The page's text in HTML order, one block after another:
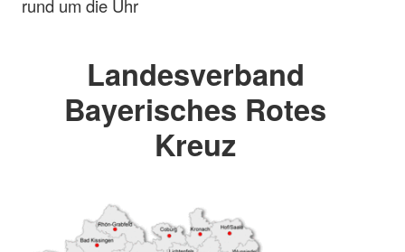
rund um die Uhr
Landesverband
Bayerisches Rotes
Kreuz